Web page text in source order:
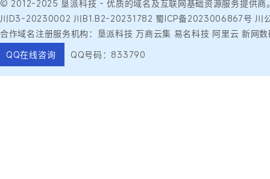
© 2012-2025 垦派科技 - 优质的域名 及互联网基础资源服务提供商
川D3-20230002 川B1.B2-20231782 蜀ICP备2023006867号 川
合作域名注册服务机构：垦派科技 万商云集 易名科技 阿里云 新网
QQ在线咨询
QQ号码：833790